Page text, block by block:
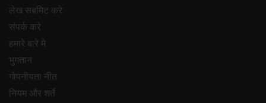
लेख सबमिट करे
संपर्क करे
हमारे बारे मे
भुगतान
गोपनीयता नीत
नियम और शर्ते